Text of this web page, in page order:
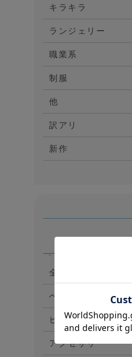
キラキラ
ランジェリー
職業系
制服
他
訳アリ
新作
全商品
ベルト
ビスチェ
アクセサリー